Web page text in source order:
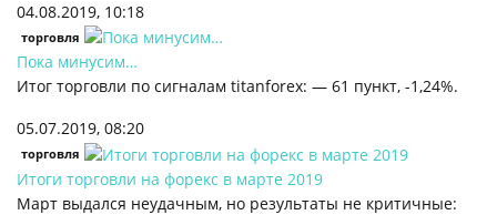
04.08.2019, 10:18
торговля
Пока минусим…
Итог торговли по сигналам titanforex: — 61 пункт, -1,24%.
05.07.2019, 08:20
торговля
Итоги торговли на форекс в марте 2019
Март выдался неудачным, но результаты не критичные: